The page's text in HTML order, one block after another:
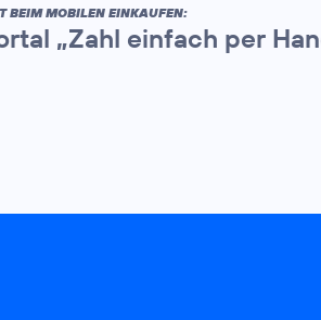
BEIM MOBILEN EINKAUFEN:
„Zahl einfach per